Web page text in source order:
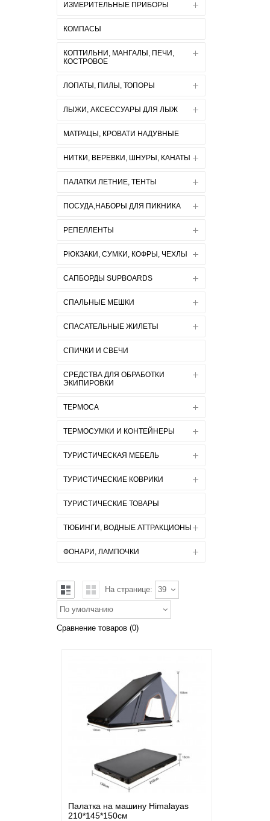
ИЗМЕРИТЕЛЬНЫЕ ПРИБОРЫ
КОМПАСЫ
КОПТИЛЬНИ, МАНГАЛЫ, ПЕЧИ,
КОСТРОВОЕ
ЛОПАТЫ, ПИЛЫ, ТОПОРЫ
ЛЫЖИ, АКСЕССУАРЫ ДЛЯ ЛЫЖ
МАТРАЦЫ, КРОВАТИ НАДУВНЫЕ
НИТКИ, ВЕРЕВКИ, ШНУРЫ, КАНАТЫ
ПАЛАТКИ ЛЕТНИЕ, ТЕНТЫ
ПОСУДА,НАБОРЫ ДЛЯ ПИКНИКА
РЕПЕЛЛЕНТЫ
РЮКЗАКИ, СУМКИ, КОФРЫ, ЧЕХЛЫ
САПБОРДЫ SUPBOARDS
СПАЛЬНЫЕ МЕШКИ
СПАСАТЕЛЬНЫЕ ЖИЛЕТЫ
СПИЧКИ И СВЕЧИ
СРЕДСТВА ДЛЯ ОБРАБОТКИ
ЭКИПИРОВКИ
ТЕРМОСА
ТЕРМОСУМКИ И КОНТЕЙНЕРЫ
ТУРИСТИЧЕСКАЯ МЕБЕЛЬ
ТУРИСТИЧЕСКИЕ КОВРИКИ
ТУРИСТИЧЕСКИЕ ТОВАРЫ
ТЮБИНГИ, ВОДНЫЕ АТТРАКЦИОНЫ
ФОНАРИ, ЛАМПОЧКИ
На странице: 39
По умолчанию
Сравнение товаров (0)
Палатка на машину Himalayas
210*145*150см